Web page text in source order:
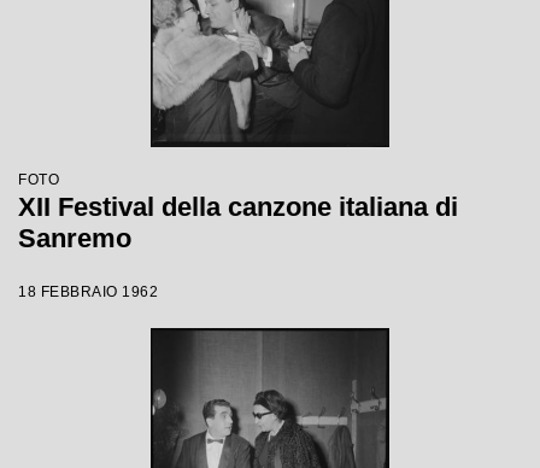
FOTO
XII Festival della canzone italiana di
Sanremo
18 FEBBRAIO 1962